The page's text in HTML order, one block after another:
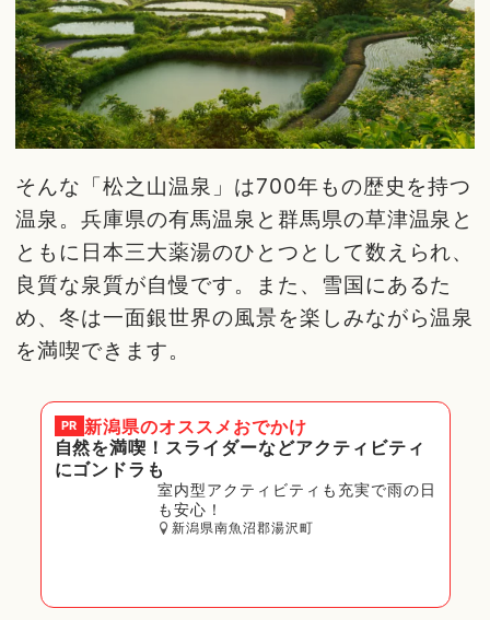
そんな「松之山温泉」は700年もの歴史を持つ
温泉。兵庫県の有馬温泉と群馬県の草津温泉と
ともに日本三大薬湯のひとつとして数えられ、
良質な泉質が自慢です。また、雪国にあるた
め、冬は一面銀世界の風景を楽しみながら温泉
を満喫できます。
PR 新潟県のオススメおでかけ
自然を満喫！スライダーなどアクティビティ
にゴンドラも
室内型アクティビティも充実で雨の日
も安心！
新潟県南魚沼郡湯沢町